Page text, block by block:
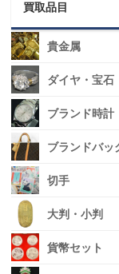
買取品目
貴金属
ダイヤ・宝石
ブランド時計
ブランドバッ
切手
大判・小判
貨幣セット